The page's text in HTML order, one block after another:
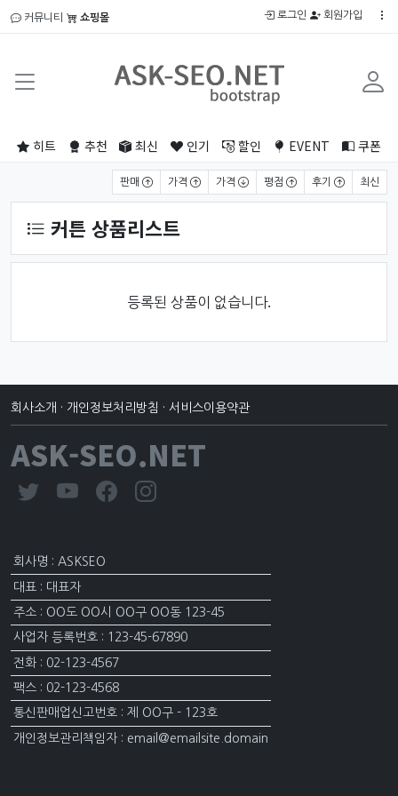
커뮤니티 쇼핑몰 로그인 회원가입
히트 추천 최신 인기 할인 EVENT 쿠폰
판매 가격 가격 평점 후기 최신
커튼 상품리스트
등록된 상품이 없습니다.
회사소개 · 개인정보처리방침 · 서비스이용약관
ASK-SEO.NET
회사명 : ASKSEO
대표 : 대표자
주소 : OO도 OO시 OO구 OO동 123-45
사업자 등록번호 : 123-45-67890
전화 : 02-123-4567
팩스 : 02-123-4568
통신판매업신고번호 : 제 OO구 - 123호
개인정보관리책임자 : email@emailsite.domain